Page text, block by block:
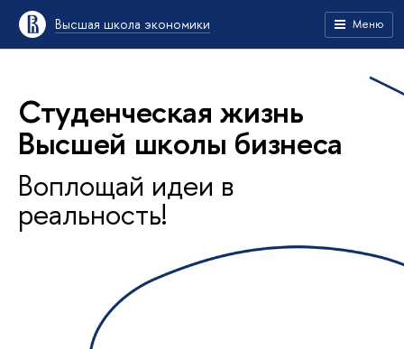
Высшая школа экономики Меню
Студенческая жизнь
Высшей школы бизнеса
Воплощай идеи в
реальность!